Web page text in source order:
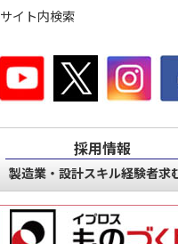
サイト内検索
採用情報
製造業・設計スキル経験者求